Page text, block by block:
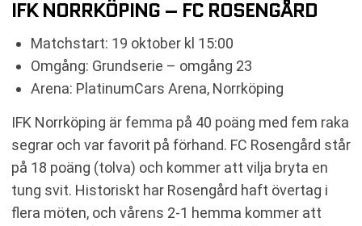
IFK NORRKÖPING – FC ROSENGÅRD
Matchstart: 19 oktober kl 15:00
Omgång: Grundserie – omgång 23
Arena: PlatinumCars Arena, Norrköping
IFK Norrköping är femma på 40 poäng med fem raka
segrar och var favorit på förhand. FC Rosengård står
på 18 poäng (tolva) och kommer att vilja bryta en
tung svit. Historiskt har Rosengård haft övertag i
flera möten, och vårens 2-1 hemma kommer att